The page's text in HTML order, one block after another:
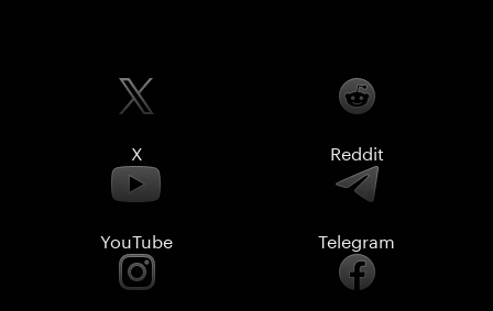
X Reddit
YouTube Telegram